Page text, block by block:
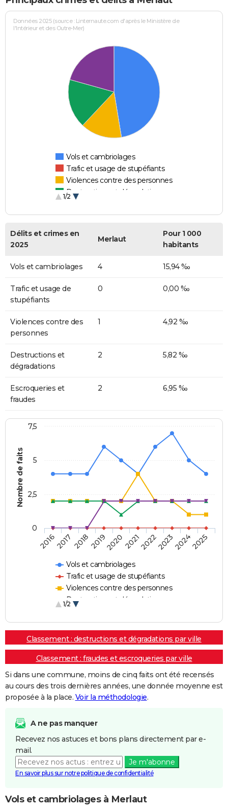
Données 2025 (source : Linternaute.com d'après le Ministère de
l'Intérieur et des Outre-Mer)
Vols et cambriolages
Trafic et usage de stupéfiants
Violences contre des personnes
Destructions et dégradations
1/2
Délits et crimes en
2025
Merlaut
Pour 1 000
habitants
Vols et cambriolages 4 15,94 ‰
Trafic et usage de
stupéfiants
0 0,00 ‰
Violences contre des
personnes
1 4,92 ‰
Destructions et
dégradations
2 5,82 ‰
Escroqueries et
fraudes
2 6,95 ‰
Nombre de faits
Vols et cambriolages
Trafic et usage de stupéfiants
Violences contre des personnes
Destructions et dégradations
1/2
20162017 20182019202020212022202320242025
0
2,5
5
7,5
Classement : destructions et dégradations par ville
Classement : fraudes et escroqueries par ville
Si dans une commune, moins de cinq faits ont été recensés
au cours des trois dernières années, une donnée moyenne est
proposée à la place. Voir la méthodologie.
A ne pas manquer
Recevez nos astuces et bons plans directement par e-
mail.
Je m'abonne
En savoir plus sur notre politique de confidentialité
Vols et cambriolages à Merlaut